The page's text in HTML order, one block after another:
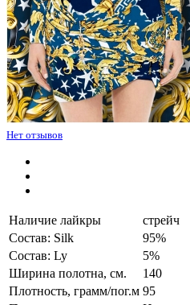
Нет отзывов
Наличие лайкры
стрейч
Состав: Silk
95%
Состав: Ly
5%
Ширина полотна, см.
140
Плотность, грамм/пог.м 95